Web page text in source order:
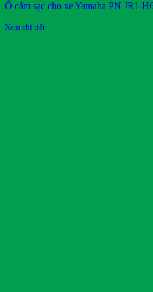
Ổ cắm sạc cho xe Yamaha PN JR1-
Xem chi tiết